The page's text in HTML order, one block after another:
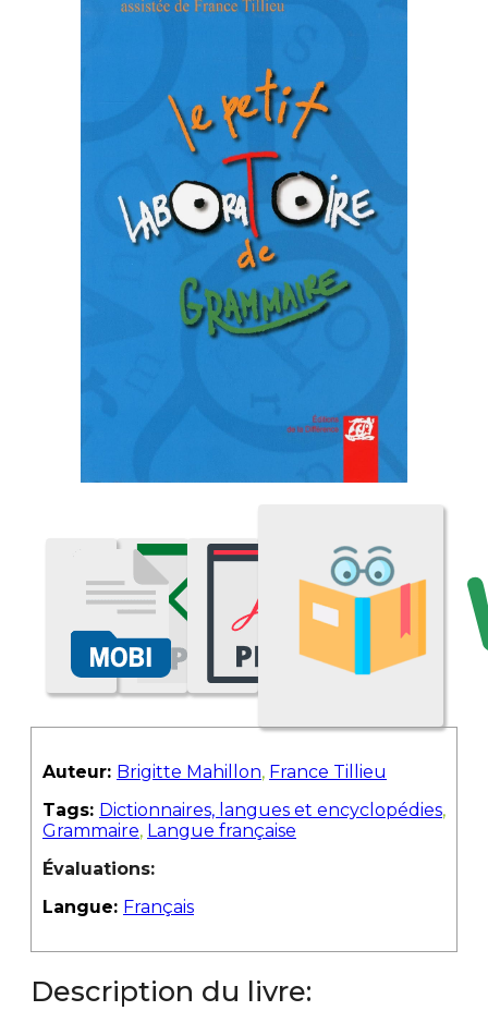
Auteur: Brigitte Mahillon, France Tillieu
Tags: Dictionnaires, langues et encyclopédies,
Grammaire, Langue française
Évaluations:
Langue: Français
Description du livre: